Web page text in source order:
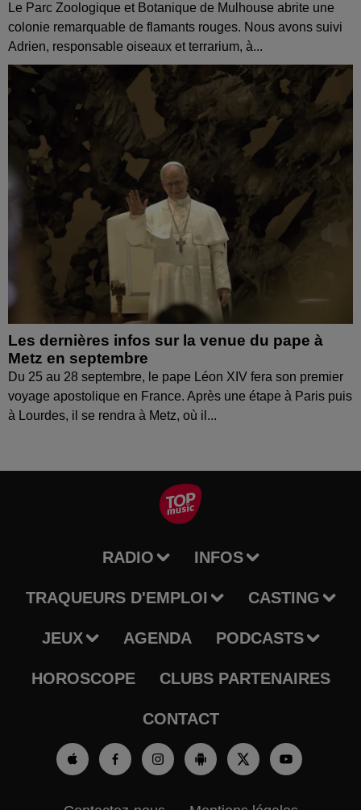
Le Parc Zoologique et Botanique de Mulhouse abrite une
colonie remarquable de flamants rouges. Nous avons suivi
Adrien, responsable oiseaux et terrarium, à...
Les dernières infos sur la venue du pape à
Metz en septembre
Du 25 au 28 septembre, le pape Léon XIV fera son premier
voyage apostolique en France. Après une étape à Paris puis
à Lourdes, il se rendra à Metz, où il...
RADIO INFOS
TRAQUEURS D'EMPLOI CASTING
JEUX AGENDA PODCASTS
HOROSCOPE CLUBS PARTENAIRES
CONTACT